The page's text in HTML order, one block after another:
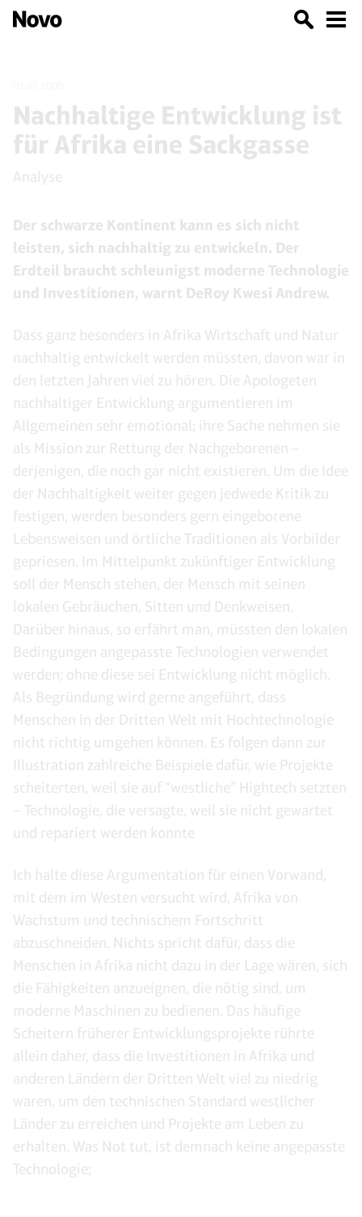
Nachhaltige Entwicklung ist
für Afrika eine Sackgasse
Analyse
Der schwarze Kontinent kann es sich nicht
leisten, sich nachhaltig zu entwickeln. Der
Erdteil braucht schleunigst moderne Technologie
und Investitionen, warnt DeRoy Kwesi Andrew.
Dass ganz besonders in Afrika Wirtschaft und Natur
nachhaltig entwickelt werden müssten, davon war in
den letzten Jahren viel zu hören. Die Apologeten
nachhaltiger Entwicklung argumentieren im
Allgemeinen sehr emotional; ihre Sache nehmen sie
als Mission zur Rettung der Nachgeborenen –
derjenigen, die noch gar nicht existieren. Um die Idee
der Nachhaltigkeit weiter gegen jedwede Kritik zu
festigen, werden besonders gern eingeborene
Lebensweisen und örtliche Traditionen als Vorbilder
gepriesen. Im Mittelpunkt zukünftiger Entwicklung
soll der Mensch stehen, der Mensch mit seinen
lokalen Gebräuchen, Sitten und Denkweisen.
Darüber hinaus, so erfährt man, müssten den lokalen
Bedingungen angepasste Technologien verwendet
werden; ohne diese sei Entwicklung nicht möglich.
Als Begründung wird gerne angeführt, dass
Menschen in der Dritten Welt mit Hochtechnologie
nicht richtig umgehen können. Es folgen dann zur
Illustration zahlreiche Beispiele dafür, wie Projekte
scheiterten, weil sie auf “westliche” Hightech setzten
– Technologie, die versagte, weil sie nicht gewartet
und repariert werden konnte
Ich halte diese Argumentation für einen Vorwand,
mit dem im Westen versucht wird, Afrika von
Wachstum und technischem Fortschritt
abzuschneiden. Nichts spricht dafür, dass die
Menschen in Afrika nicht dazu in der Lage wären, sich
die Fähigkeiten anzueignen, die nötig sind, um
moderne Maschinen zu bedienen. Das häufige
Scheitern früherer Entwicklungsprojekte rührte
allein daher, dass die Investitionen in Afrika und
anderen Ländern der Dritten Welt viel zu niedrig
waren, um den technischen Standard westlicher
Länder zu erreichen und Projekte am Leben zu
erhalten. Was Not tut, ist demnach keine angepasste
Technologie;